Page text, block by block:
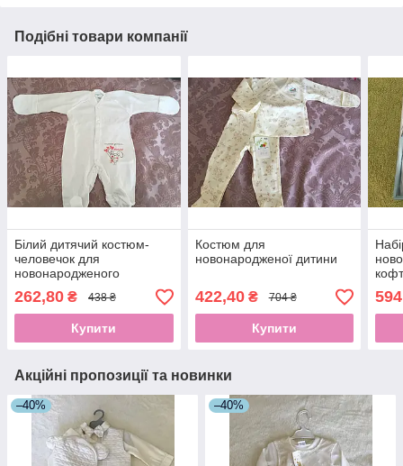
Подібні товари компанії
Білий дитячий костюм-
человечок для
новонародженого
262,80 ₴ 438 ₴
Купити
Костюм для
новонародженої дитини
422,40₴ 704 ₴
Купити
594
Акційні пропозиції та новинки
–40% –40%